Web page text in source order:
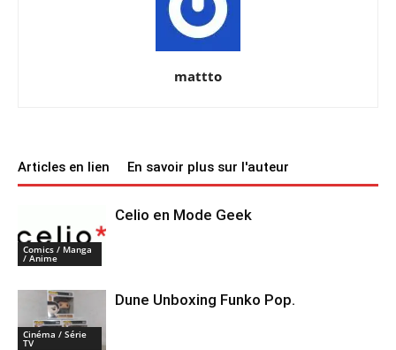
mattto
Articles en lien En savoir plus sur l'auteur
Comics / Manga
/ Anime
Celio en Mode Geek
Cinéma / Série
TV
Dune Unboxing Funko Pop.